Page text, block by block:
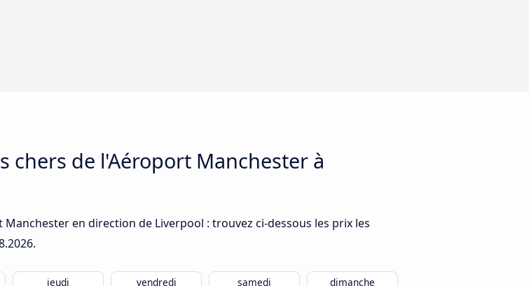
chers de l'Aéroport Manchester à
en direction de Liverpool : trouvez ci-dessous les prix les
.
jeudi vendredi samedi dimanche